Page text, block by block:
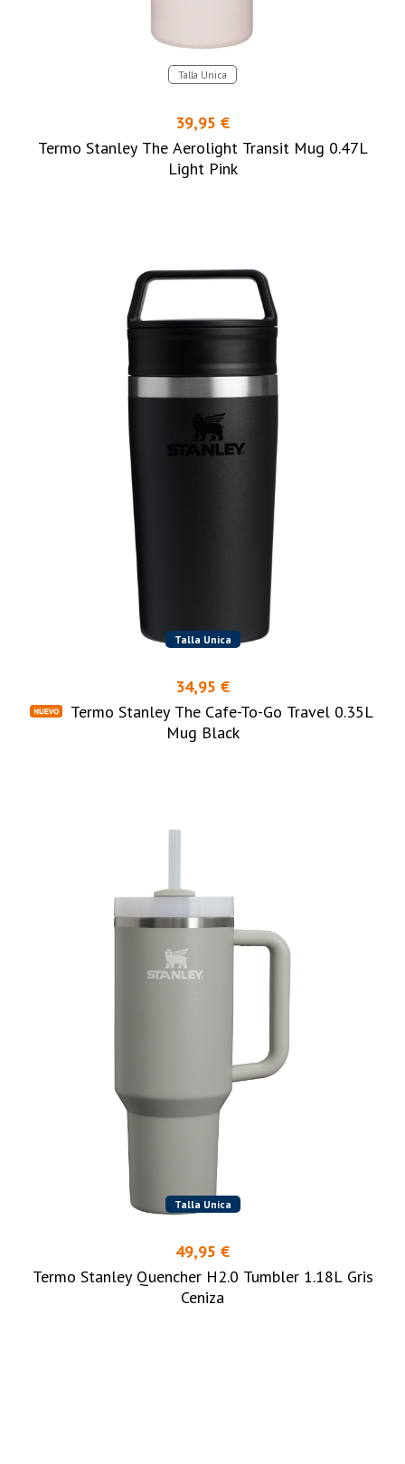
Talla Unica
39,95 €
Termo Stanley The Aerolight Transit Mug 0.47L
Light Pink
Talla Unica
34,95 €
Termo Stanley The Cafe-To-Go Travel 0.35L
Mug Black
Talla Unica
49,95 €
Termo Stanley Quencher H2.0 Tumbler 1.18L Gris
Ceniza